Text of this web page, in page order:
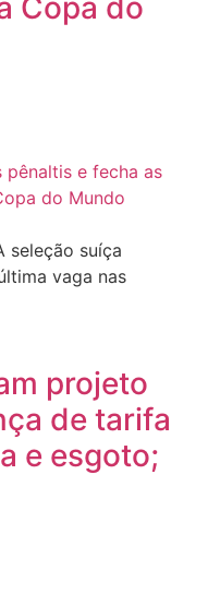
seleção suíça
vaga nas
projeto
de tarifa
e esgoto;